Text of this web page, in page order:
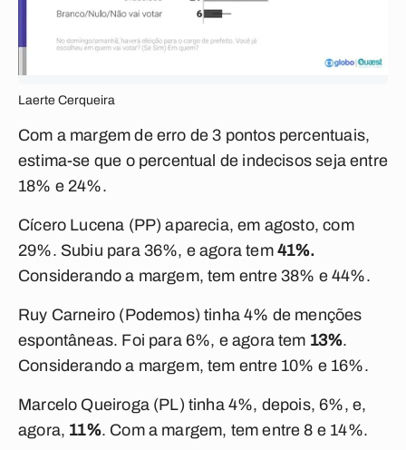
Laerte Cerqueira
Com a margem de erro de 3 pontos percentuais,
estima-se que o percentual de indecisos seja entre
18% e 24%.
Cícero Lucena (PP) aparecia, em agosto, com
29%. Subiu para 36%, e agora tem41%.
Considerando a margem, tem entre 38% e 44%.
Ruy Carneiro (Podemos) tinha 4% de menções
espontâneas. Foi para 6%, e agora tem 13%.
Considerando a margem, tem entre 10% e 16%.
Marcelo Queiroga (PL) tinha 4%, depois, 6%, e,
agora, 11%. Com a margem, tem entre 8 e 14%.